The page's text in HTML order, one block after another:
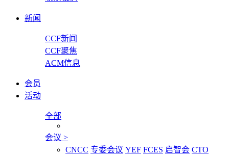
新闻
CCF新闻
CCF聚焦
ACM信息
会员
活动
全部
会议 >
CNCC 专委会议 YEF FCES 启智会 CTO